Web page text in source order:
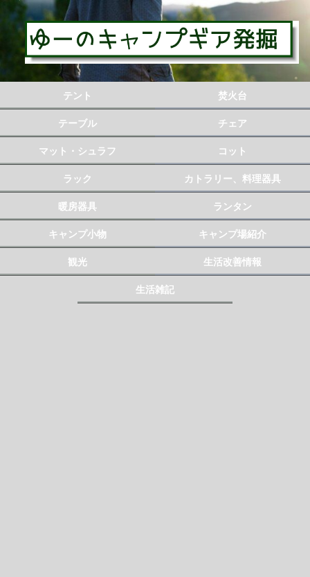
テント 焚火台
テーブル チェア
マット・シュラフ コット
ラック カトラリー、料理器具
暖房器具 ランタン
キャンプ小物 キャンプ場紹介
観光 生活改善情報
生活雑記